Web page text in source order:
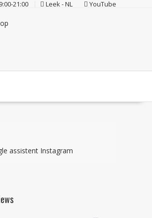
21:00 Leek - NL YouTube
assistent Instagram